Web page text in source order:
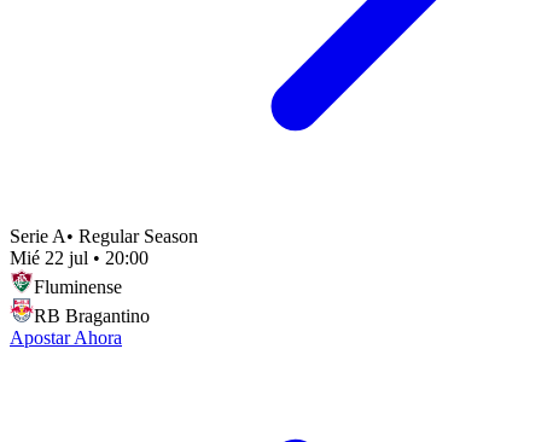
Serie A• Regular Season
Mié 22 jul • 20:00
Fluminense
RB Bragantino
Apostar Ahora